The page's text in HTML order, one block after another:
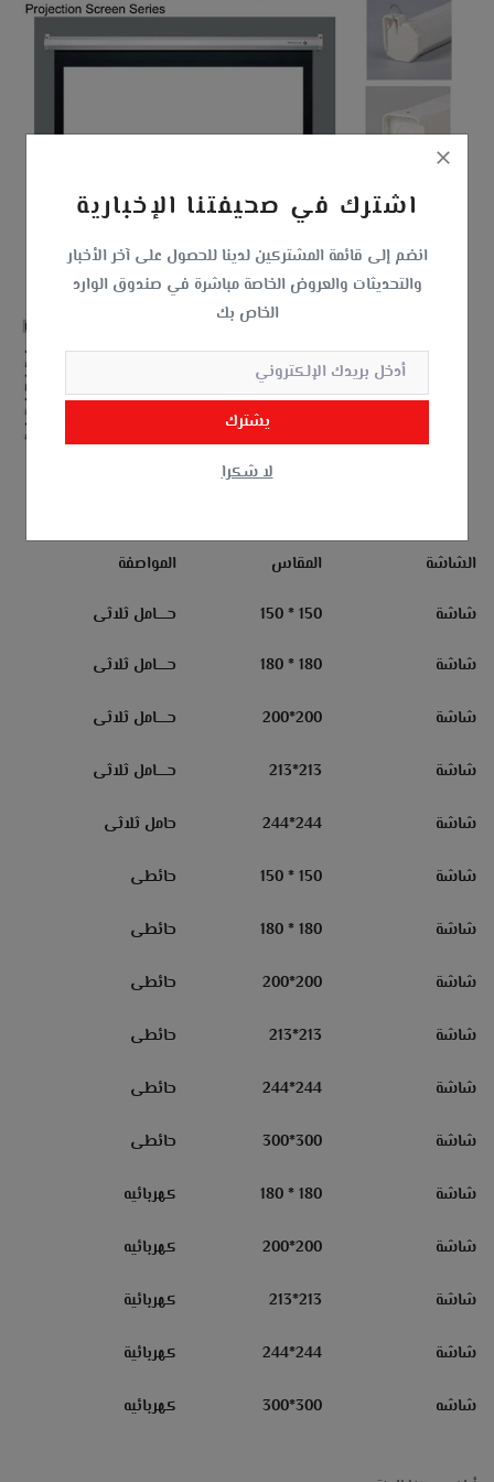
اشترك في صحيفتنا الإخبارية
انضم إلى قائمة المشتركين لدينا للحصول على آخر الأخبار
والتحديثات والعروض الخاصة مباشرة في صندوق الوارد
الخاص بك
يشترك
لا شكرا
الشاشة المقاس المواصفة
شاشة 150
*
150 حـــــامل ثلاثى
شاشة 180 * 180 حـــــامل ثلاثى
شاشة 200
*
200 حـــــامل ثلاثى
شاشة 213*213 حـــــامل ثلاثى
شاشة 244*244 حامل ثلاثى
شاشة 150 * 150 حائطى
شاشة 180 * 180 حائطى
شاشة 200
*
200 حائطى
شاشة 213*213 حائطى
شاشة 244*244 حائطى
شاشة 300*300 حائطى
شاشة 180 * 180 كهربائيه
شاشة 200
*
200 كهربائيه
شاشة 213*213 كهربائية
شاشة 244*244 كهربائية
شاشه 300*300 كهربائيه